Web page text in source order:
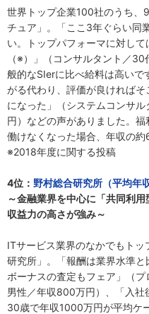
世界トップ企業100社のうち、
チュア」。「ここ3年ぐらい同
い。トップパフォーマに対し
（※）」（コンサルタント／
般的なSIerに比べ給料は高い
がる代わり、評価が良ければ
になった」（システムコンサ
円）などの声がありました。
働けなくなった場合、年収の約
※2018年度に関する投稿
4位： 野村総合研究所（平均年
～金融業界を中心に「共同利用
収益力の高さが強み～
ITサービス業界のなかでもト
研究所」。「報酬は業界水準と
ボーナスの査定もフェア」（
男性／年収800万円）、「入社
30歳で年収1000万円が平均ケ